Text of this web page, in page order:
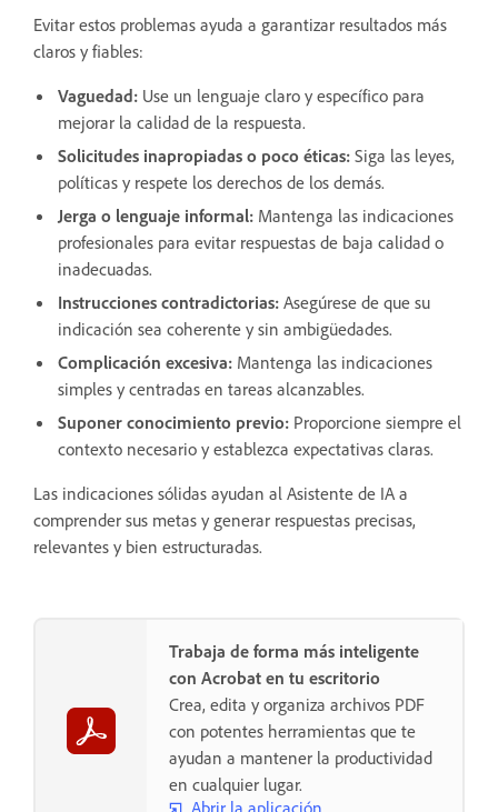
Evitar estos problemas ayuda a garantizar resultados más
claros y fiables:
Vaguedad: Use un lenguaje claro y específico para
mejorar la calidad de la respuesta.
Solicitudes inapropiadas o poco éticas: Siga las leyes,
políticas y respete los derechos de los demás.
Jerga o lenguaje informal: Mantenga las indicaciones
profesionales para evitar respuestas de baja calidad o
inadecuadas.
Instrucciones contradictorias: Asegúrese de que su
indicación sea coherente y sin ambigüedades.
Complicación excesiva: Mantenga las indicaciones
simples y centradas en tareas alcanzables.
Suponer conocimiento previo: Proporcione siempre el
contexto necesario y establezca expectativas claras.
Las indicaciones sólidas ayudan al Asistente de IA a
comprender sus metas y generar respuestas precisas,
relevantes y bien estructuradas.
Trabaja de forma más inteligente
con Acrobat en tu escritorio
Crea, edita y organiza archivos PDF
con potentes herramientas que te
ayudan a mantener la productividad
en cualquier lugar.